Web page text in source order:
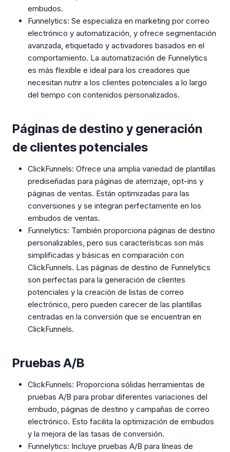
embudos.
Funnelytics: Se especializa en marketing por correo
electrónico y automatización, y ofrece segmentación
avanzada, etiquetado y activadores basados en el
comportamiento. La automatización de Funnelytics
es más flexible e ideal para los creadores que
necesitan nutrir a los clientes potenciales a lo largo
del tiempo con contenidos personalizados.
Páginas de destino y generación
de clientes potenciales
ClickFunnels: Ofrece una amplia variedad de plantillas
prediseñadas para páginas de aterrizaje, opt-ins y
páginas de ventas. Están optimizadas para las
conversiones y se integran perfectamente en los
embudos de ventas.
Funnelytics: También proporciona páginas de destino
personalizables, pero sus características son más
simplificadas y básicas en comparación con
ClickFunnels. Las páginas de destino de Funnelytics
son perfectas para la generación de clientes
potenciales y la creación de listas de correo
electrónico, pero pueden carecer de las plantillas
centradas en la conversión que se encuentran en
ClickFunnels.
Pruebas A/B
ClickFunnels: Proporciona sólidas herramientas de
pruebas A/B para probar diferentes variaciones del
embudo, páginas de destino y campañas de correo
electrónico. Esto facilita la optimización de embudos
y la mejora de las tasas de conversión.
Funnelytics: Incluye pruebas A/B para líneas de